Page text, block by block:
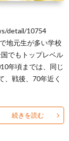
detail/10754
地元生が多い学校
でもトップレベル
年頃までは、同じ
、戦後、70年近く
続きを読む